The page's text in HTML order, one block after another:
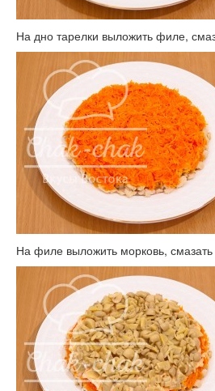
На дно тарелки выложить филе,
На филе выложить морковь,